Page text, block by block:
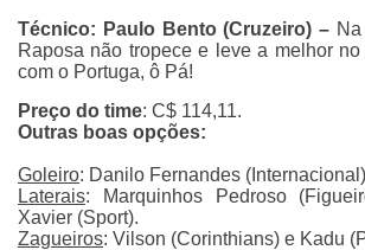
Técnico: Paulo Bento (Cruzeiro) –
Raposa não tropece e leve a melhor
com o Portuga, ô Pá!
Preço do time: C$ 114,11.
Outras boas opções:
Goleiro: Danilo Fernandes (Internacional)
Laterais: Marquinhos Pedroso
Xavier (Sport).
Zagueiros: Vilson (Corinthians) e Kadu